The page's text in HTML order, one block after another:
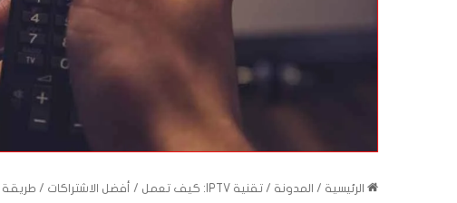
الرئيسية / المدونة / تقنية IPTV: كيف تعمل / أفضل الاشتراكات / طريقة التفعيل